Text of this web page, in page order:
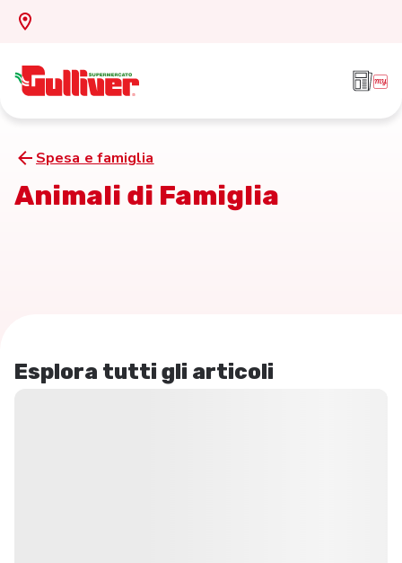
Spesa e famiglia
Animali di Famiglia
Esplora tutti gli articoli